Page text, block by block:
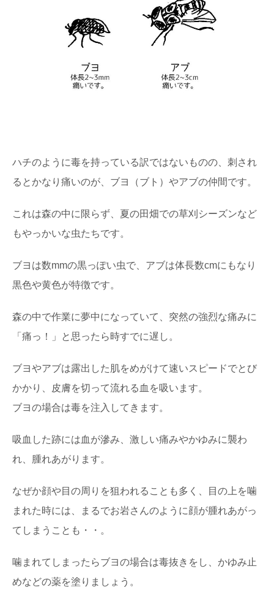
ハチのように毒を持っている訳ではないものの、刺され
るとかなり痛いのが、ブヨ（ブト）やアブの仲間です。
これは森の中に限らず、夏の田畑での草刈シーズンなど
もやっかいな虫たちです。
ブヨは数mmの黒っぽい虫で、アブは体長数cmにもなり
黒色や黄色が特徴です。
森の中で作業に夢中になっていて、突然の強烈な痛みに
「痛っ！」と思ったら時すでに遅し。
ブヨやアブは露出した肌をめがけて速いスピードでとび
かかり、皮膚を切って流れる血を吸います。
ブヨの場合は毒を注入してきます。
吸血した跡には血が滲み、激しい痛みやかゆみに襲わ
れ、腫れあがります。
なぜか顔や目の周りを狙われることも多く、目の上を噛
まれた時には、まるでお岩さんのように顔が腫れあがっ
てしまうことも・・。
噛まれてしまったらブヨの場合は毒抜きをし、かゆみ止
めなどの薬を塗りましょう。